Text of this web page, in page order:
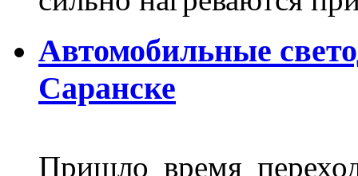
Автомобильные
Саранске
Пришло время